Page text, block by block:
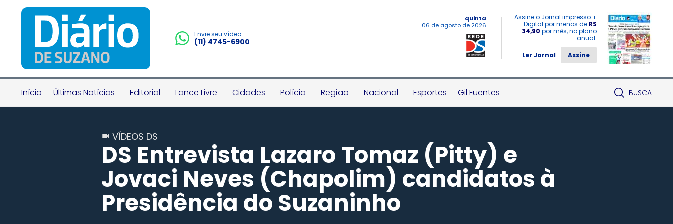
Envie seu vídeo
(11) 4745-6900
quinta
06 de agosto de 2026
Assine o Jornal impresso +
Digital por menos de R$
34,90 por mês, no plano
anual.
Ler Jornal
Assine
Início Últimas Notícias Editorial Lance Livre Cidades Polícia Região Nacional Esportes Gil Fuentes BUSCA
VÍDEOS DS
DS Entrevista Lazaro Tomaz (Pitty) e
Jovaci Neves (Chapolim) candidatos à
Presidência do Suzaninho